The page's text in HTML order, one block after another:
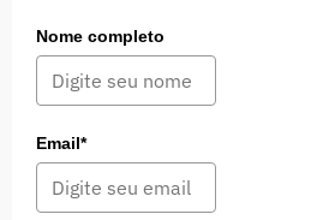
Nome completo
Email*